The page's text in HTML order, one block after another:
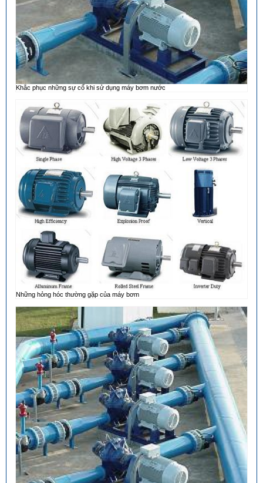
Khắc phục những sự cố khi sử dụng máy bơm nước
Những hỏng hóc thường gặp của máy bơm